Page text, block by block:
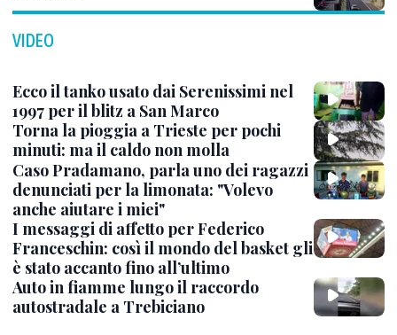
VIDEO
Ecco il tanko usato dai Serenissimi nel
1997 per il blitz a San Marco
Torna la pioggia a Trieste per pochi
minuti: ma il caldo non molla
Caso Pradamano, parla uno dei ragazzi
denunciati per la limonata: "Volevo
anche aiutare i miei"
I messaggi di affetto per Federico
Franceschin: così il mondo del basket gli
è stato accanto fino all’ultimo
Auto in fiamme lungo il raccordo
autostradale a Trebiciano